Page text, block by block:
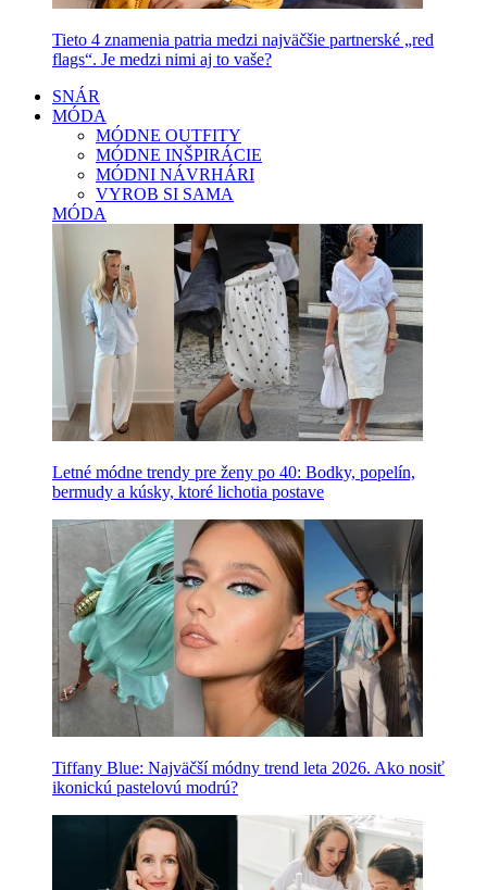
Tieto 4 znamenia patria medzi najväčšie partnerské „red
flags“. Je medzi nimi aj to vaše?
SNÁR
MÓDA
MÓDNE OUTFITY
MÓDNE INŠPIRÁCIE
MÓDNI NÁVRHÁRI
VYROB SI SAMA
MÓDA
Letné módne trendy pre ženy po 40: Bodky, popelín,
bermudy a kúsky, ktoré lichotia postave
Tiffany Blue: Najväčší módny trend leta 2026. Ako nosiť
ikonickú pastelovú modrú?